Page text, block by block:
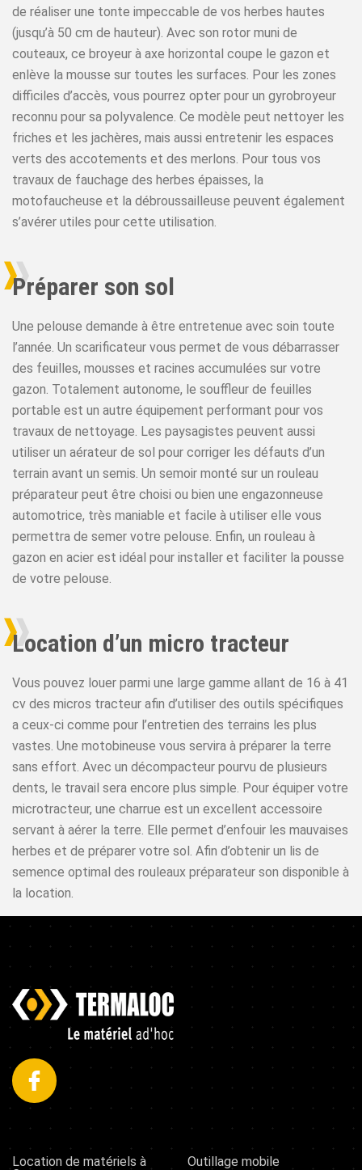
de réaliser une tonte impeccable de vos herbes hautes
(jusqu’à 50 cm de hauteur). Avec son rotor muni de
couteaux, ce broyeur à axe horizontal coupe le gazon et
enlève la mousse sur toutes les surfaces. Pour les zones
difficiles d’accès, vous pourrez opter pour un gyrobroyeur
reconnu pour sa polyvalence. Ce modèle peut nettoyer les
friches et les jachères, mais aussi entretenir les espaces
verts des accotements et des merlons. Pour tous vos
travaux de fauchage des herbes épaisses, la
motofaucheuse et la débroussailleuse peuvent également
s’avérer utiles pour cette utilisation.
Préparer son sol
Une pelouse demande à être entretenue avec soin toute
l’année. Un scarificateur vous permet de vous débarrasser
des feuilles, mousses et racines accumulées sur votre
gazon. Totalement autonome, le souffleur de feuilles
portable est un autre équipement performant pour vos
travaux de nettoyage. Les paysagistes peuvent aussi
utiliser un aérateur de sol pour corriger les défauts d’un
terrain avant un semis. Un semoir monté sur un rouleau
préparateur peut être choisi ou bien une engazonneuse
automotrice, très maniable et facile à utiliser elle vous
permettra de semer votre pelouse. Enfin, un rouleau à
gazon en acier est idéal pour installer et faciliter la pousse
de votre pelouse.
Location d’un micro tracteur
Vous pouvez louer parmi une large gamme allant de 16 à 41
cv des micros tracteur afin d’utiliser des outils spécifiques
a ceux-ci comme pour l’entretien des terrains les plus
vastes. Une motobineuse vous servira à préparer la terre
sans effort. Avec un décompacteur pourvu de plusieurs
dents, le travail sera encore plus simple. Pour équiper votre
microtracteur, une charrue est un excellent accessoire
servant à aérer la terre. Elle permet d’enfouir les mauvaises
herbes et de préparer votre sol. Afin d’obtenir un lis de
semence optimal des rouleaux préparateur son disponible à
la location.
Location de matériels à
Outillage mobile